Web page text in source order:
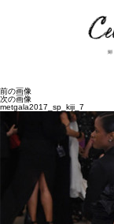
前の画像
次の画像
metgala2017_sp_kiji_7